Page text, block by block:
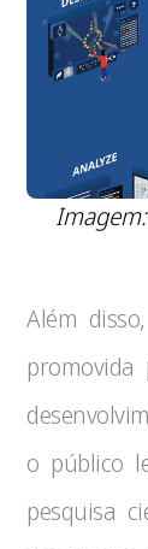
Além
o público
pesquisa